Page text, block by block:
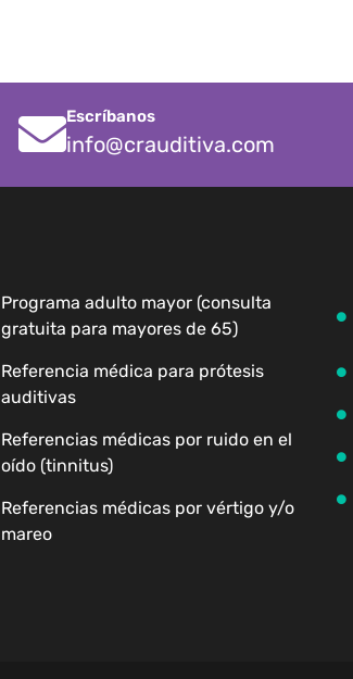
Escríbanos
info@crauditiva.com
Programa adulto mayor (consulta
gratuita para mayores de 65)
Referencia médica para prótesis
auditivas
Referencias médicas por ruido en el
oído (tinnitus)
Referencias médicas por vértigo y/o
mareo